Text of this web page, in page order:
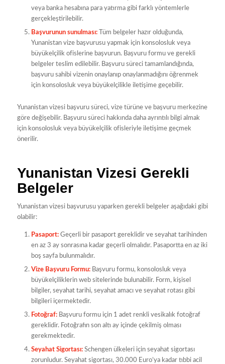
veya banka hesabına para yatırma gibi farklı yöntemlerle
gerçekleştirilebilir.
Başvurunun sunulması:Tüm belgeler hazır olduğunda,
Yunanistan vize başvurusu yapmak için konsolosluk veya
büyükelçilik ofislerine başvurun. Başvuru formu ve gerekli
belgeler teslim edilebilir. Başvuru süreci tamamlandığında,
başvuru sahibi vizenin onaylanıp onaylanmadığını öğrenmek
için konsolosluk veya büyükelçilikle iletişime geçebilir.
Yunanistan vizesi başvuru süreci, vize türüne ve başvuru merkezine
göre değişebilir. Başvuru süreci hakkında daha ayrıntılı bilgi almak
için konsolosluk veya büyükelçilik ofisleriyle iletişime geçmek
önerilir.
Yunanistan Vizesi Gerekli
Belgeler
Yunanistan vizesi başvurusu yaparken gerekli belgeler aşağıdaki gibi
olabilir:
Pasaport:Geçerli bir pasaport gereklidir ve seyahat tarihinden
en az 3 ay sonrasına kadar geçerli olmalıdır. Pasaportta en az iki
boş sayfa bulunmalıdır.
Vize Başvuru Formu:Başvuru formu, konsolosluk veya
büyükelçiliklerin web sitelerinde bulunabilir. Form, kişisel
bilgiler, seyahat tarihi, seyahat amacı ve seyahat rotası gibi
bilgileri içermektedir.
Fotoğraf:Başvuru formu için 1 adet renkli vesikalık fotoğraf
gereklidir. Fotoğrafın son altı ay içinde çekilmiş olması
gerekmektedir.
Seyahat Sigortası:Schengen ülkeleri için seyahat sigortası
zorunludur. Seyahat sigortası, 30.000 Euro’ya kadar tıbbi acil